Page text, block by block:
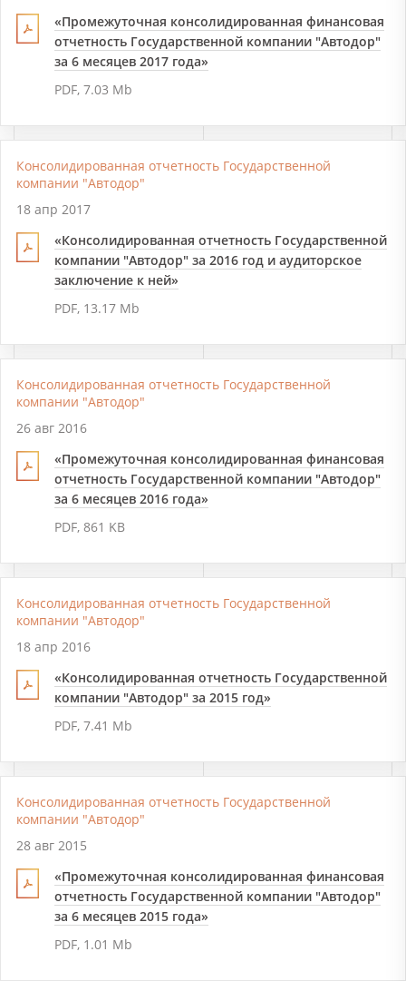
«Промежуточная консолидированная финансовая
отчетность Государственной компании "Автодор"
за 6 месяцев 2017 года»
PDF, 7.03 Mb
Консолидированная отчетность Государственной
компании "Автодор"
18 апр 2017
«Консолидированная отчетность Государственной
компании "Автодор" за 2016 год и аудиторское
заключение к ней»
PDF, 13.17 Mb
Консолидированная отчетность Государственной
компании "Автодор"
26 авг 2016
«Промежуточная консолидированная финансовая
отчетность Государственной компании "Автодор"
за 6 месяцев 2016 года»
PDF, 861 KB
Консолидированная отчетность Государственной
компании "Автодор"
18 апр 2016
«Консолидированная отчетность Государственной
компании "Автодор" за 2015 год»
PDF, 7.41 Mb
Консолидированная отчетность Государственной
компании "Автодор"
28 авг 2015
«Промежуточная консолидированная финансовая
отчетность Государственной компании "Автодор"
за 6 месяцев 2015 года»
PDF, 1.01 Mb